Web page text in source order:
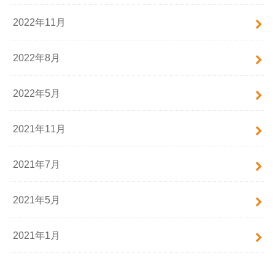
2022年11月
2022年8月
2022年5月
2021年11月
2021年7月
2021年5月
2021年1月